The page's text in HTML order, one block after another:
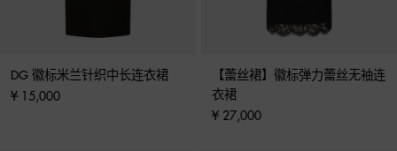
DG 徽标米兰针织中长连衣裙
¥ 15,000
【蕾丝裙】徽标弹力蕾丝无袖连
衣裙
¥ 27,000